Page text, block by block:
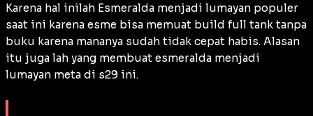
Karena hal inilah Esmeralda menjadi lumayan populer
saat ini karena esme bisa memuat build full tank tanpa
buku karena mananya sudah tidak cepat habis. Alasan
itu juga lah yang membuat esmeralda menjadi
lumayan meta di s29 ini.